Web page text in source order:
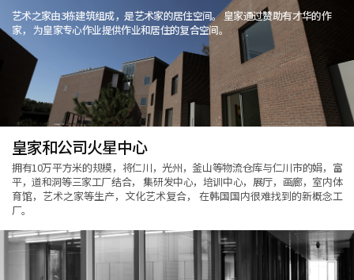
艺术之家由3栋建筑组成，是艺术家的居住空间。皇家通过赞助有才华的作
家， 为皇家专心作业提供作业和居住的复合空间。
皇家和公司火星中心
拥有10万平方米的规模，将仁川，光州，釜山等物流仓库与仁川市的娟，富
平，道和洞等三家工厂结合，集研发中心，培训中心，展厅，画廊，室内体
育馆，艺术之家等生产，文化艺术复合，
在韩国国内很难找到的新概念工
厂。